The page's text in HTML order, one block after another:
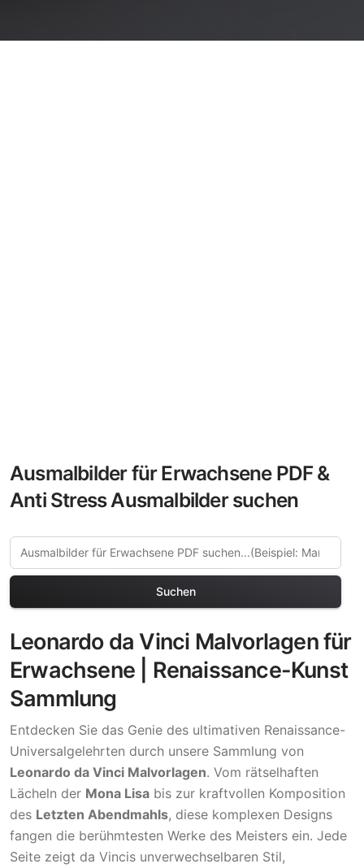
Ausmalbilder für Erwachsene PDF &
Anti Stress Ausmalbilder suchen
Suchen
Leonardo da Vinci Malvorlagen für
Erwachsene | Renaissance-Kunst
Sammlung
Entdecken Sie das Genie des ultimativen Renaissance-
Universalgelehrten durch unsere Sammlung von
Leonardo da Vinci Malvorlagen. Vom rätselhaften
Lächeln der Mona Lisa bis zur kraftvollen Komposition
des Letzten Abendmahls, diese komplexen Designs
fangen die berühmtesten Werke des Meisters ein. Jede
Seite zeigt da Vincis unverwechselbaren Stil,